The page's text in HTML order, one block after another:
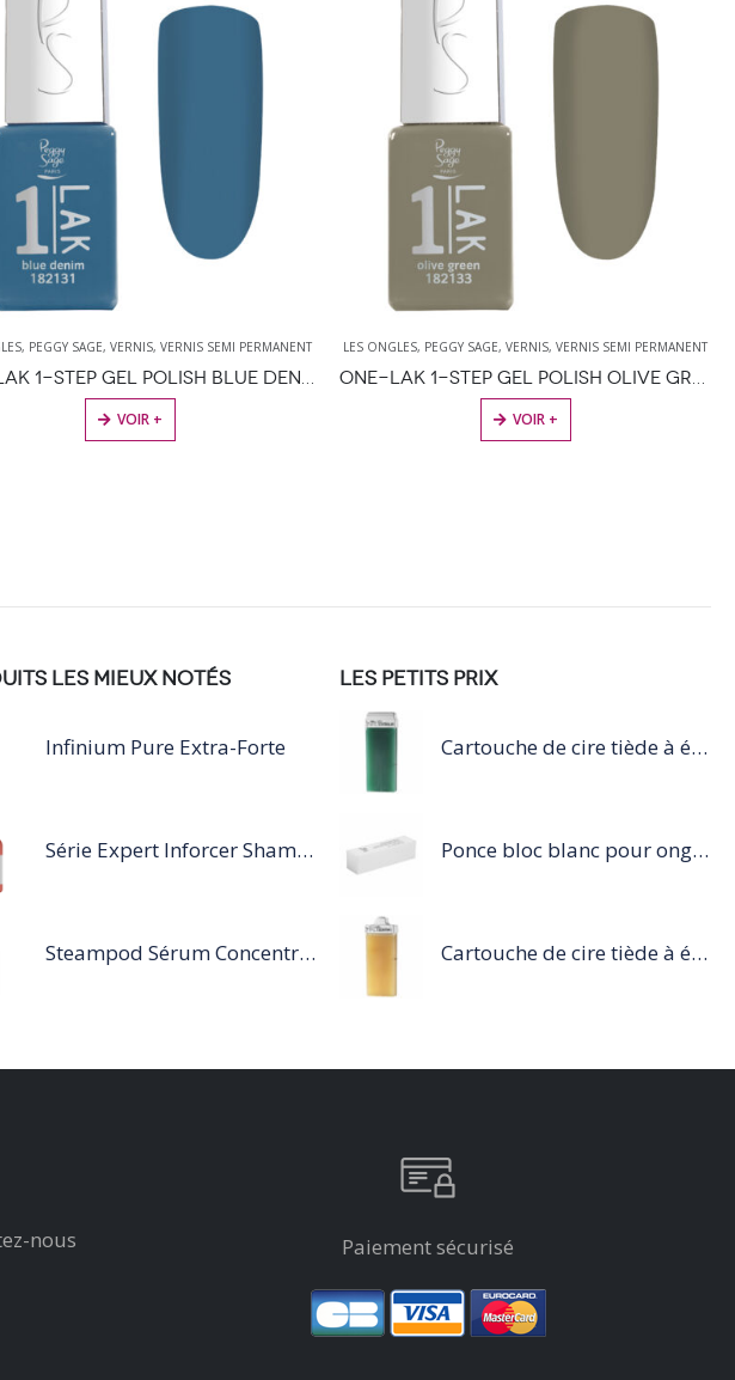
, PEGGY SAGE, VERNIS, VERNIS SEMI PERMANENT
ONE-LAK 1-STEP GEL POLISH BLUE DENIM – 5ML
VOIR +
LES ONGLES, PEGGY SAGE, VERNIS, VERNIS SEMI PERMANENT
ONE-LAK 1-STEP GEL POLISH OLIVE GREEN – 5ML
VOIR +
LES MIEUX NOTÉS
Infinium Pure Extra-Forte
Série Expert Inforcer Shampoing
Steampod Sérum Concentré Protection Pointes et finition
LES PETITS PRIX
Cartouche de cire tiède à épiler 100ml vert
Ponce bloc blanc pour ongles
Cartouche de cire tiède à épiler 100ml miel
nous Paiement sécurisé